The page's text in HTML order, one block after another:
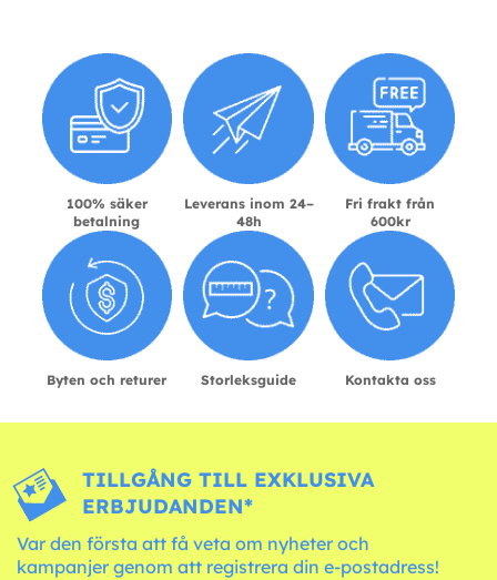
100% säker
betalning
Leverans inom 24–
48h
Fri frakt från
600kr
Byten och returer Storleksguide Kontakta oss
TILLGÅNG TILL EXKLUSIVA
ERBJUDANDEN*
Var den första att få veta om nyheter och
kampanjer genom att registrera din e-postadress!